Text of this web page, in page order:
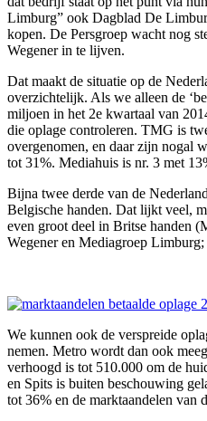
Limburg” ook Dagblad De
kopen. De Persgroep wacht nog
Wegener in te lijven.
Dat maakt de situatie op de
overzichtelijk. Als we alleen de
miljoen in het 2e kwartaal van
die oplage controleren. TMG is
overgenomen, en daar zijn nogal
tot 31%. Mediahuis is nr. 3 met
Bijna twee derde van de
Belgische handen. Dat lijkt veel,
even groot deel in Britse handen
Wegener en Mediagroep
We kunnen ook de verspreide
nemen. Metro wordt dan ook
verhoogd is tot 510.000 om de
en Spits is buiten beschouwing
tot 36% en de marktaandelen van